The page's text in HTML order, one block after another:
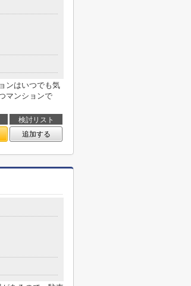
ンはいつでも気
マンションで
検討リスト
追加する